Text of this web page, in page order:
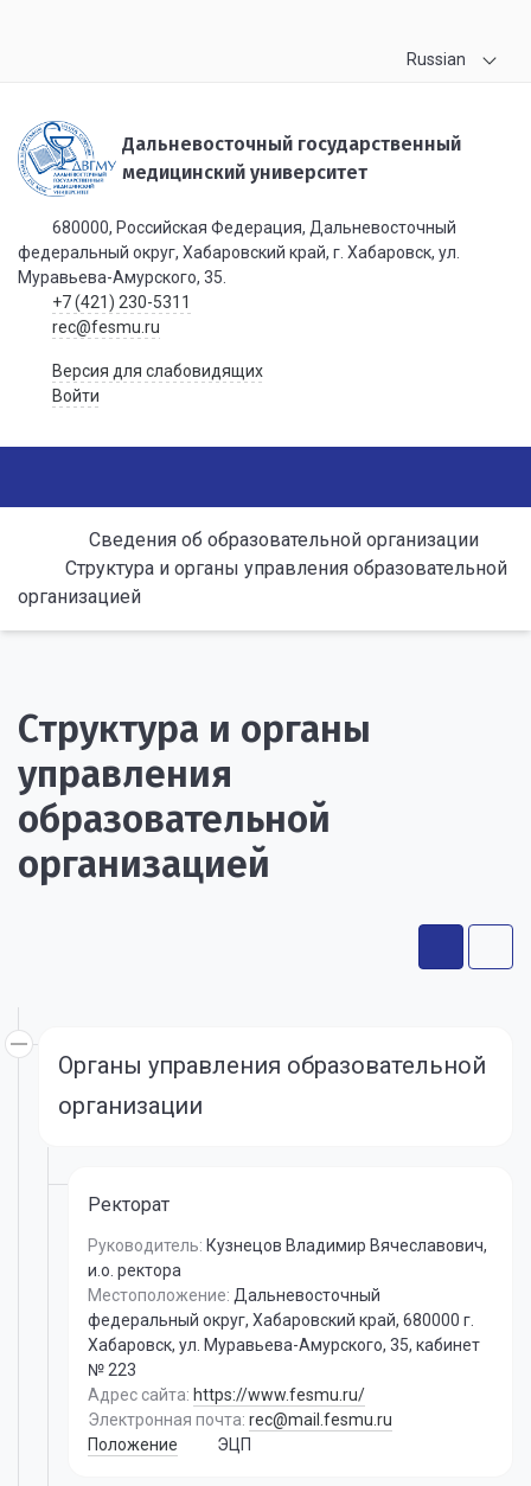
Russian
Дальневосточный государственный
медицинский университет
680000, Российская Федерация, Дальневосточный
федеральный округ, Хабаровский край, г. Хабаровск, ул.
Муравьева-Амурского, 35.
+7 (421) 230-5311
rec@fesmu.ru
Версия для слабовидящих
Войти
Сведения об образовательной организации
Структура и органы управления образовательной
организацией
Структура и органы
управления
образовательной
организацией
Органы управления образовательной
организации
Ректорат
Руководитель: Кузнецов Владимир Вячеславович,
и.о. ректора
Местоположение: Дальневосточный
федеральный округ, Хабаровский край, 680000 г.
Хабаровск, ул. Муравьева-Амурского, 35, кабинет
№ 223
Адрес сайта: https://www.fesmu.ru/
Электронная почта: rec@mail.fesmu.ru
Положение
ЭЦП